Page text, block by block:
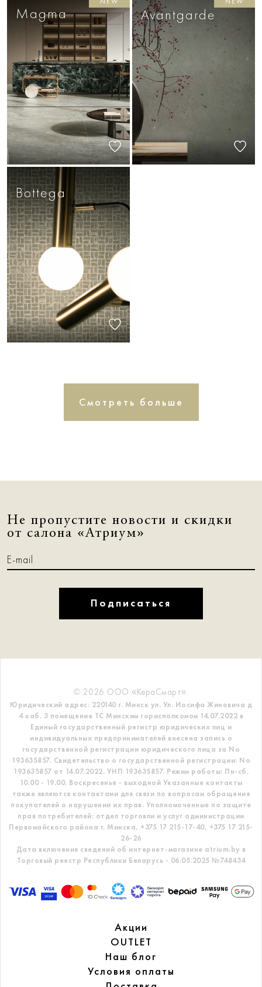
Magma Avantgarde
Bottega
Смотреть больше
Не пропустите новости и скидки
от салона «Атриум»
Подписаться
© 2026 ООО «КераСмарт».
Юридический адрес: 220140 г. Минск ул. Ул. Иосифа Жиновича д
4 каб. 3 помещение ТС Минским горисполкомом 14.07.2022 в
Единый государственный регистр юридических лиц и
индивидуальных предпринимателей внесена запись о
государственной регистрации юридического лица за No
193635857. Свидетельство о государственной регистрации: No
193635857 от 14.07.2022. УНП 193635857. Режим работы: Пн-сб.
10.00 - 19.00. Воскресенье - выходной Указанные контакты
также являются контактами для связи по вопросам обращения
покупателей о нарушении их прав. Уполномоченные по защите
прав потребителей: отдел торговли и услуг администрации
Первомайского района г. Минска, +375 17 215-17-40, +375 17 215-
26-26
Дата включения сведений об интернет-магазине atrium.by в
Торговый реестр Республики Беларусь - 06.05.2025 №748434
Акции
OUTLET
Наш блог
Условия оплаты